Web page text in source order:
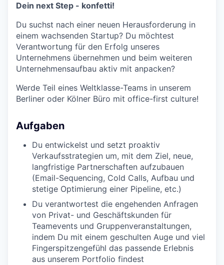
Dein next Step - konfetti!
Du suchst nach einer neuen Herausforderung in
einem wachsenden Startup? Du möchtest
Verantwortung für den Erfolg unseres
Unternehmens übernehmen und beim weiteren
Unternehmensaufbau aktiv mit anpacken?
Werde Teil eines Weltklasse-Teams in unserem
Berliner oder Kölner Büro mit office-first culture!
Aufgaben
Du entwickelst und setzt proaktiv
Verkaufsstrategien um, mit dem Ziel, neue,
langfristige Partnerschaften aufzubauen
(Email-Sequencing, Cold Calls, Aufbau und
stetige Optimierung einer Pipeline, etc.)
Du verantwortest die engehenden Anfragen
von Privat- und Geschäftskunden für
Teamevents und Gruppenveranstaltungen,
indem Du mit einem geschulten Auge und viel
Fingerspitzengefühl das passende Erlebnis
aus unserem Portfolio findest